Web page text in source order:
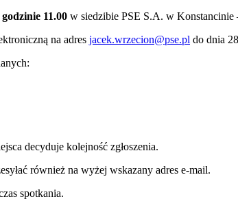
11.00 w siedzibie PSE S.A. w
na adres jacek.wrzecion@pse.pl do dnia
decyduje kolejność zgłoszenia.
również na wyżej wskazany adres e-mail.
spotkania.